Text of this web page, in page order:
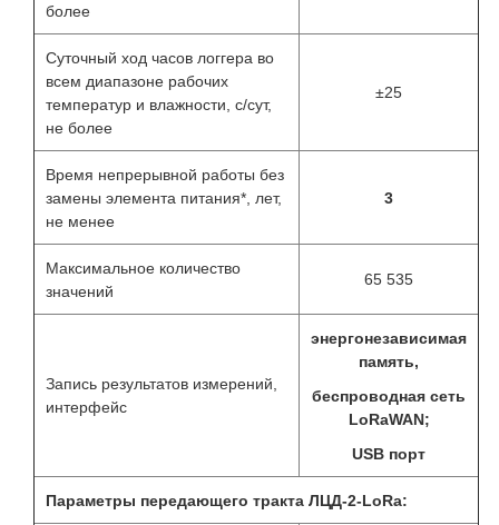
более
Суточный ход часов логгера во
всем диапазоне рабочих
температур и влажности, с/сут,
не более
±25
Время непрерывной работы без
замены элемента питания*, лет,
не менее
3
Максимальное количество
значений
65 535
Запись результатов измерений,
интерфейс
энергонезависимая
память,
беспроводная сеть
LoRaWAN;
USB порт
Параметры передающего тракта ЛЦД-2-LoRa: